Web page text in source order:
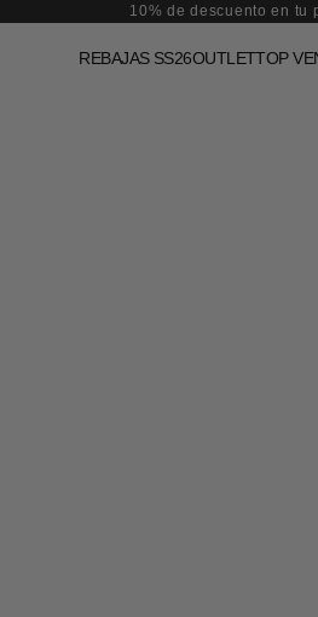
10% de descuento en tu
REBAJAS SS26OUTLETTOP